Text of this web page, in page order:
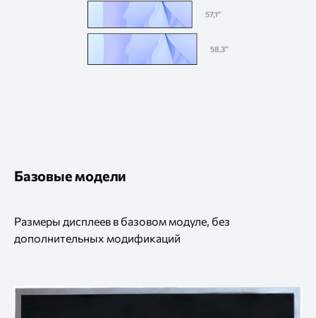
Базовые модели
Размеры дисплеев в базовом модуле, без
дополнительных модификаций